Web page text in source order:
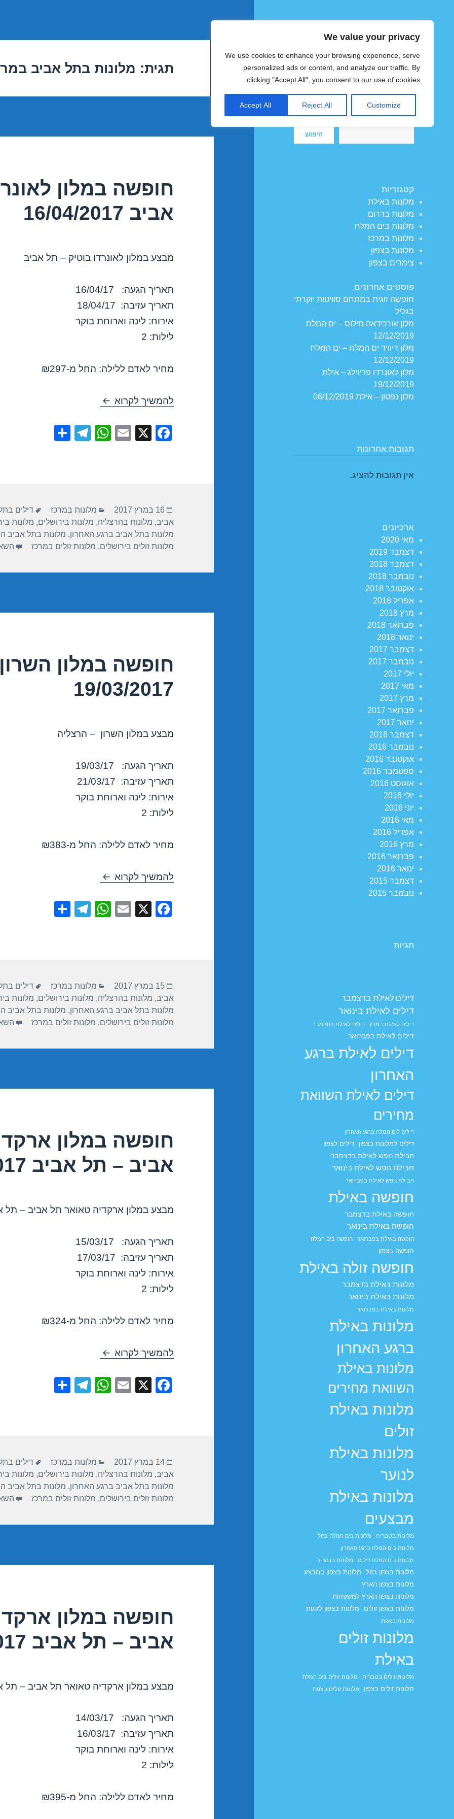
We value your privacy
We use cookies to enhance your browsing experience, serve
personalized ads or content, and analyze our traffic. By
clicking "Accept All", you consent to our use of cookies.
Customize
Reject All
Accept All
צימרים ומלונות זולים בישראל
חיפוש
חיפוש
קטגוריות
מלונות באילת
מלונות בדרום
מלונות בים המלח
מלונות במרכז
מלונות בצפון
צימרים בצפון
פוסטים אחרונים
חופשה זוגית במתחם סוויטות יוקרתי
בגליל
מלון אורכידאה מילוס – ים המלח
12/12/2019
מלון דיוויד ים המלח – ים המלח
12/12/2019
מלון לאונרדו פריוילג – אילת
19/12/2019
מלון נפטון – אילת 06/12/2019
תגובות אחרונות
אין תגובות להציג.
ארכיונים
מאי 2020
דצמבר 2019
דצמבר 2018
נובמבר 2018
אוקטובר 2018
אפריל 2018
מרץ 2018
פברואר 2018
ינואר 2018
דצמבר 2017
נובמבר 2017
יולי 2017
מאי 2017
מרץ 2017
פברואר 2017
ינואר 2017
דצמבר 2016
נובמבר 2016
אוקטובר 2016
ספטמבר 2016
אוגוסט 2016
יולי 2016
יוני 2016
מאי 2016
אפריל 2016
מרץ 2016
פברואר 2016
ינואר 2016
דצמבר 2015
נובמבר 2015
תגיות
דילים לאילת בדצמבר
דילים לאילת בינואר
דילים לאילת במרץ דילים לאילת בנובמבר
דילים לאילת בפברואר
דילים לאילת ברגע
האחרון
דילים לאילת השוואת
מחירים
דילים לים המלח ברגע האחרון
דילים למלונות בצפון דילים לצפון
חבילת נופש לאילת בדצמבר
חבילת נופש לאילת בינואר
חבילת נופש לאילת בפברואר
חופשה באילת
חופשה באילת בדצמבר
חופשה באילת בינואר
חופשה באילת בפברואר חופשה בים המלח
חופשה בצפון
חופשה זולה באילת
מלונות באילת בדצמבר
מלונות באילת בינואר
מלונות באילת בפברואר
מלונות באילת
ברגע האחרון
מלונות באילת
השוואת מחירים
מלונות באילת
זולים
מלונות באילת
לנוער
מלונות באילת
מבצעים
מלונות בטבריה
מלונות בים המלח בזול
מלונות בים המלח ברגע האחרון
מלונות בים המלח דילים
מלונות בנהריה
מלונות בצפון בזול
מלונות בצפון במבצע
מלונות בצפון הארץ
מלונות בצפון הארץ למשפחות
מלונות בצפון זולים
מלונות בצפון לזוגות
מלונות בצפת
מלונות זולים
באילת
מלונות זולים בטבריה מלונות זולים בים המלח
מלונות זולים בצפון מלונות זולים בצפת
תגית: מלונות בתל אביב
חופשה במלון
אביב 16/04/2017
מבצע במלון לאונרדו בוטיק – תל אביב
תאריך הגעה: 16/04/17
תאריך עזיבה: 18/04/17
אירוח: לינה וארוחת בוקר
לילות: 2
מחיר לאדם ללילה: החל מ-₪297
להמשיך לקרוא חופשה במלון לאונרדו בוטיק – תל
F
o
o
k
X
E
W
p
p
T
m
פורסם
בתאריך
16 במרץ 2017 קטגוריות
מלונות במרכז תגיות
דילים
אביב, מלונות בהרצליה, מלונות בירושלים, מלונות
מלונות בתל אביב ברגע האחרון, מלונות בתל אביב
מלונות זולים בירושלים, מלונות זולים במרכז
חופשה במלון
19/03/2017
מבצע במלון השרון – הרצליה
תאריך הגעה: 19/03/17
תאריך עזיבה: 21/03/17
אירוח: לינה וארוחת בוקר
לילות: 2
מחיר לאדם ללילה: החל מ-₪383
להמשיך לקרוא חופשה במלון השרון – הרצליה 19/03/
F
o
o
k
X
E
W
p
p
T
m
פורסם
בתאריך
15 במרץ 2017 קטגוריות
מלונות במרכז תגיות
דילים
אביב, מלונות בהרצליה, מלונות בירושלים, מלונות
מלונות בתל אביב ברגע האחרון, מלונות בתל אביב
מלונות זולים בירושלים, מלונות זולים במרכז
חופשה במלון
אביב – תל אביב 15/03/2017
מבצע במלון ארקדיה טאואר תל אביב – תל
תאריך הגעה: 15/03/17
תאריך עזיבה: 17/03/17
אירוח: לינה וארוחת בוקר
לילות: 2
מחיר לאדם ללילה: החל מ-₪324
להמשיך לקרוא חופשה במלון ארקדיה טאואר תל
F
o
o
k
X
E
W
p
p
T
m
פורסם
בתאריך
14 במרץ 2017 קטגוריות
מלונות במרכז תגיות
דילים
אביב, מלונות בהרצליה, מלונות בירושלים, מלונות
מלונות בתל אביב ברגע האחרון, מלונות בתל אביב
מלונות זולים בירושלים, מלונות זולים במרכז
חופשה במלון
אביב – תל אביב 14/03/2017
מבצע במלון ארקדיה טאואר תל אביב – תל
תאריך הגעה: 14/03/17
תאריך עזיבה: 16/03/17
אירוח: לינה וארוחת בוקר
לילות: 2
מחיר לאדם ללילה: החל מ-₪395